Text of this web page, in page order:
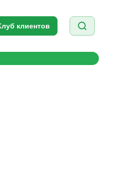
клиентов